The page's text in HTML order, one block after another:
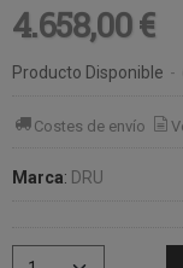
4.658,00 €
Producto Disponible -
Costes de envío
Marca: DRU